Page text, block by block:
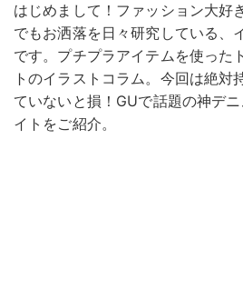
はじめまして！ファッション大好
でもお洒落を日々研究している、
です。プチプラアイテムを使った
トのイラストコラム。今回は絶対
ていないと損！GUで話題の神デ
イトをご紹介。